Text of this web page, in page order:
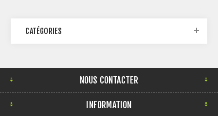
CATÉGORIES
NOUS CONTACTER
INFORMATION